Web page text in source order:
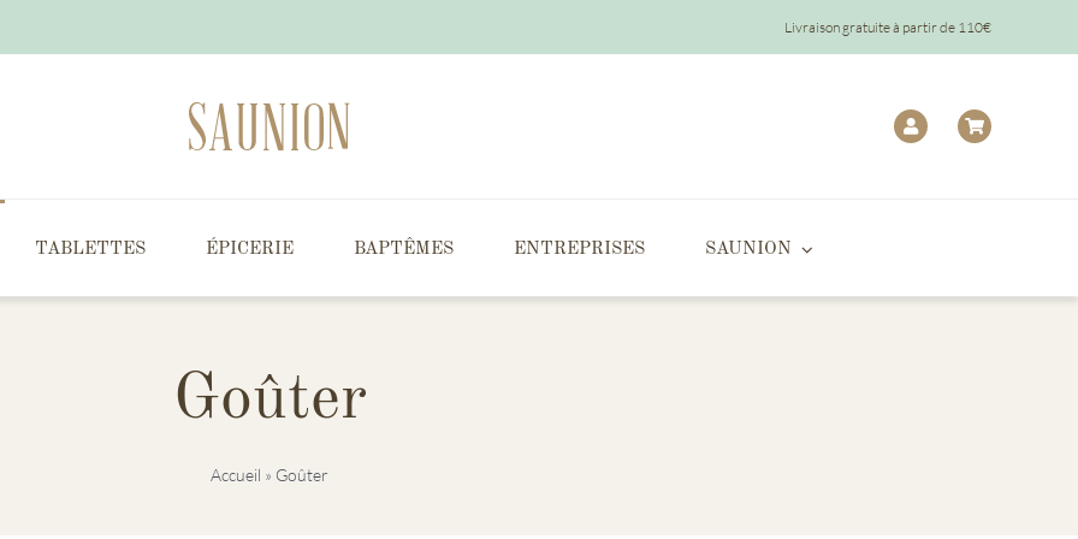
Livraison gratuite à partir de 110€
TABLETTES ÉPICERIE BAPTÊMES ENTREPRISES SAUNION
Goûter
Accueil » Goûter